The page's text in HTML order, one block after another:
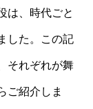
は、時代ごと
した。この記
それぞれが舞
ご紹介しま